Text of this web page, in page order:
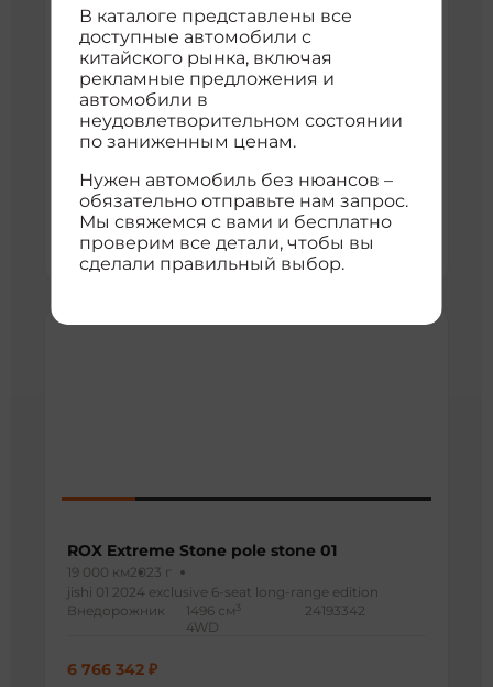
ROX Extreme Stone pole stone 01
14 000 км2023 г
jishi 01 2023 exclusive 6-seat long-range edition
Внедорожник
1496 см3
4WD
23216976
6 272 986 ₽
с доставкой во Владивосток
расшифровка цены
ROX Extreme Stone pole stone 01
19 000 км2023 г
jishi 01 2024 exclusive 6-seat long-range edition
Внедорожник
1496 см 3
4WD
24193342
6 766 342 ₽
В каталоге представлены все
доступные автомобили с
китайского рынка, включая
рекламные предложения и
автомобили в
неудовлетворительном состоянии
по заниженным ценам.
Нужен автомобиль без нюансов –
обязательно отправьте нам запрос.
Мы свяжемся с вами и бесплатно
проверим все детали, чтобы вы
сделали правильный выбор.